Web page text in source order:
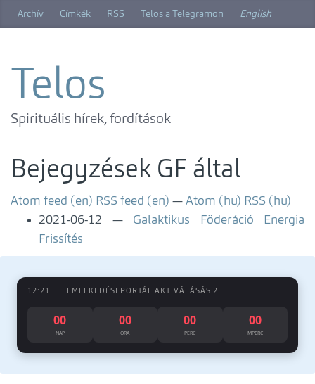
Archív Címkék RSS Telos a Telegramon English
Telos
Spirituális hírek, fordítások
Bejegyzések GF által
Atom feed (en) RSS feed (en) Atom (hu) RSS (hu)
2021-06-12
Galaktikus Föderáció Energia
Frissítés
12:21 FELEMELKEDÉSI PORTÁL AKTIVÁLÁSÁS 2
00
NAP
00
ÓRA
00
PERC
00
MPERC